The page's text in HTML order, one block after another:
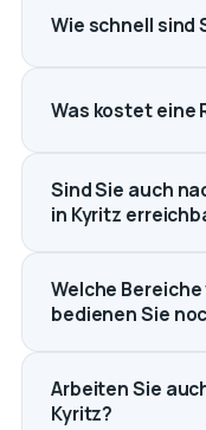
Wie schnell sind
Was kostet eine
Sind Sie auch
in Kyritz
Welche
bedienen Sie
Arbeiten Sie
Kyritz?